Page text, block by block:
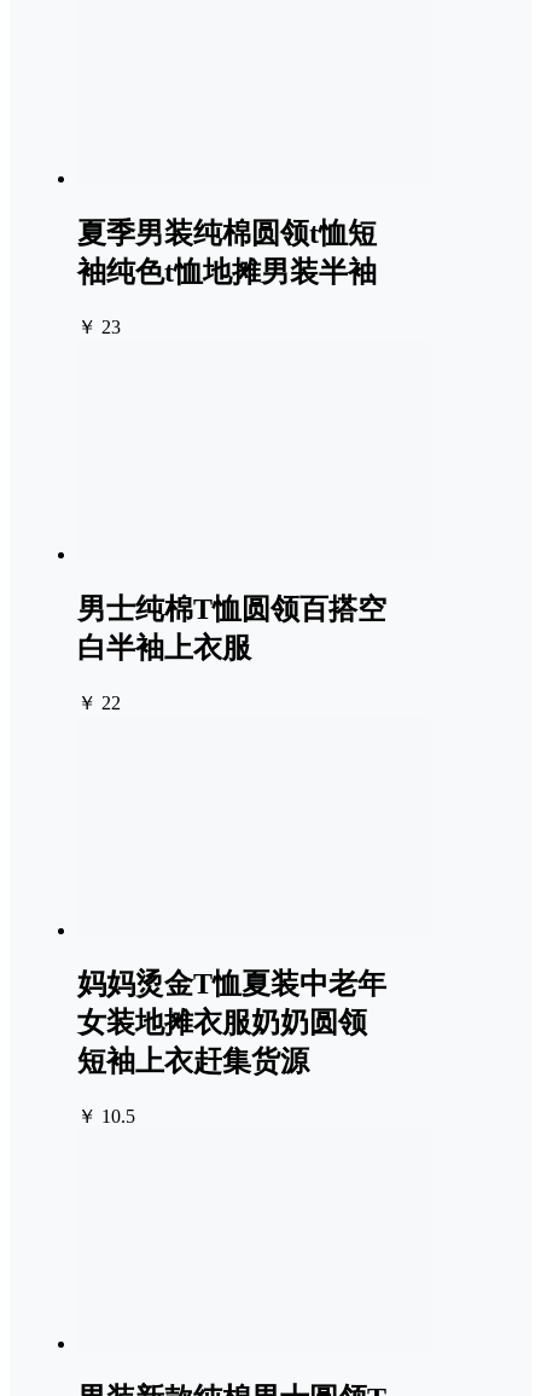
夏季男装纯棉圆领t恤短
袖纯色t恤地摊男装半袖
￥ 23
男士纯棉T恤圆领百搭空
白半袖上衣服
￥ 22
妈妈烫金T恤夏装中老年
女装地摊衣服奶奶圆领
短袖上衣赶集货源
￥ 10.5